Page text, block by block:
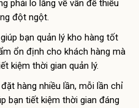
phải lo lắng về vấn đề thiếu
đột ngột.
bạn quản lý kho hàng tốt
ổn định cho khách hàng mà
kiệm thời gian quản lý.
hàng nhiều lần, mỗi lần chỉ
bạn tiết kiệm thời gian đáng